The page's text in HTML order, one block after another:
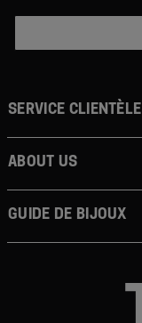
Service clientèle
About us
Guide de bijoux